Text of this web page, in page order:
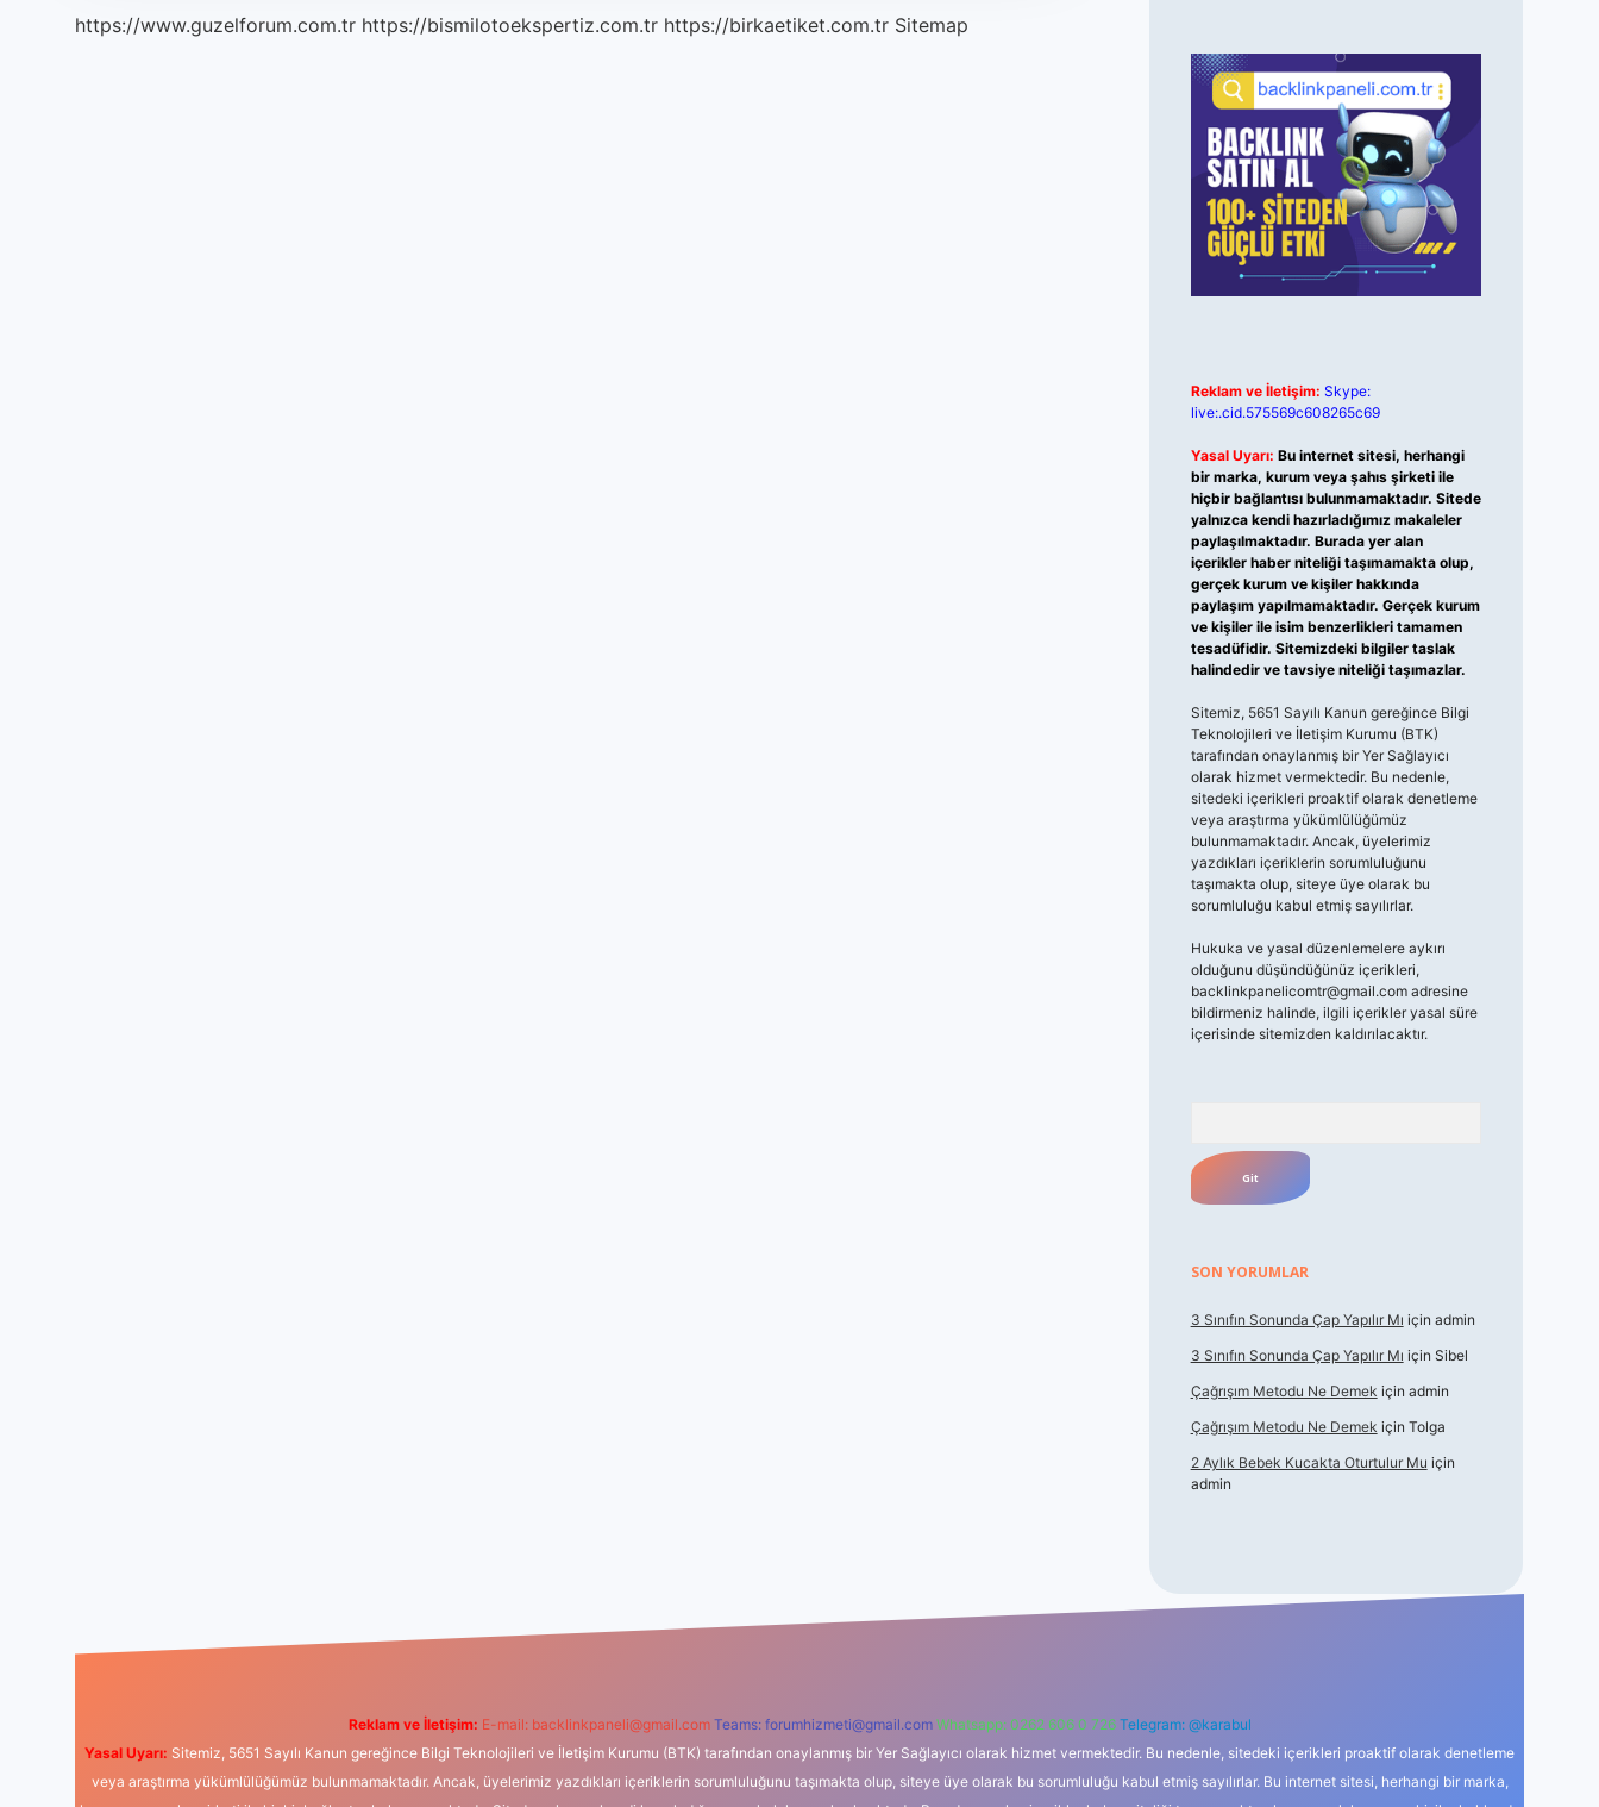
https://www.guzelforum.com.tr https://bismilotoekspertiz.com.tr https://birkaetiket.com.tr Sitemap
Reklam ve İletişim: Skype:
live:.cid.575569c608265c69
Yasal Uyarı: Bu internet sitesi, herhangi
bir marka, kurum veya şahıs şirketi ile
hiçbir bağlantısı bulunmamaktadır. Sitede
yalnızca kendi hazırladığımız makaleler
paylaşılmaktadır. Burada yer alan
içerikler haber niteliği taşımamakta olup,
gerçek kurum ve kişiler hakkında
paylaşım yapılmamaktadır. Gerçek kurum
ve kişiler ile isim benzerlikleri tamamen
tesadüfidir. Sitemizdeki bilgiler taslak
halindedir ve tavsiye niteliği taşımazlar.
Sitemiz, 5651 Sayılı Kanun gereğince Bilgi
Teknolojileri ve İletişim Kurumu (BTK)
tarafından onaylanmış bir Yer Sağlayıcı
olarak hizmet vermektedir. Bu nedenle,
sitedeki içerikleri proaktif olarak denetleme
veya araştırma yükümlülüğümüz
bulunmamaktadır. Ancak, üyelerimiz
yazdıkları içeriklerin sorumluluğunu
taşımakta olup, siteye üye olarak bu
sorumluluğu kabul etmiş sayılırlar.
Hukuka ve yasal düzenlemelere aykırı
olduğunu düşündüğünüz içerikleri,
backlinkpanelicomtr@gmail.comadresine
bildirmeniz halinde, ilgili içerikler yasal süre
içerisinde sitemizden kaldırılacaktır.
SON YORUMLAR
3 Sınıfın Sonunda Çap Yapılır Mı için admin
3 Sınıfın Sonunda Çap Yapılır Mı için Sibel
Çağrışım Metodu Ne Demek için admin
Çağrışım Metodu Ne Demek için Tolga
2 Aylık Bebek Kucakta Oturtulur Mu için
admin
Reklam ve İletişim: E-mail: backlinkpaneli@gmail.com Teams: forumhizmeti@gmail.com Whatsapp: 0262 606 0 726 Telegram: @karabul
Yasal Uyarı: Sitemiz, 5651 Sayılı Kanun gereğince Bilgi Teknolojileri ve İletişim Kurumu (BTK) tarafından onaylanmış bir Yer Sağlayıcı olarak hizmet vermektedir. Bu nedenle, sitedeki içerikleri proaktif olarak denetleme
veya araştırma yükümlülüğümüz bulunmamaktadır. Ancak, üyelerimiz yazdıkları içeriklerin sorumluluğunu taşımakta olup, siteye üye olarak bu sorumluluğu kabul etmiş sayılırlar. Bu internet sitesi, herhangi bir marka,